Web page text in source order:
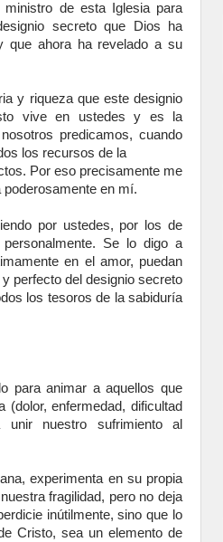
de esta Iglesia para
secreto que Dios ha
que ahora ha revelado a su
y riqueza que este designio
vive en ustedes y es la
predicamos, cuando
los recursos de la
Por eso precisamente me
en mí.
por ustedes, por los de
Se lo digo a
en el amor, puedan
perfecto del designio secreto
los tesoros de la sabiduría
para animar a aquellos que
enfermedad, dificultad
nuestro sufrimiento al
experimenta en su propia
fragilidad, pero no deja
inútilmente, sino que lo
Cristo, sea un elemento de